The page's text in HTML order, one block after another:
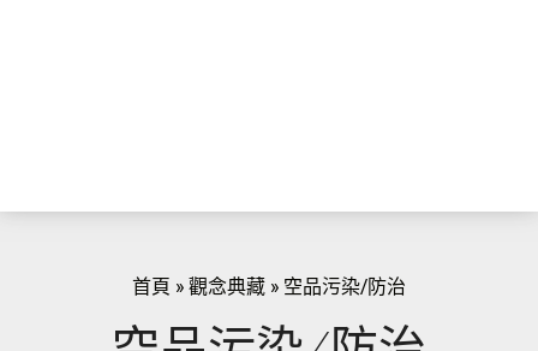
首頁 »觀念典藏 » 空品污染/防治